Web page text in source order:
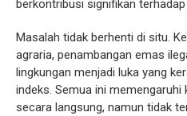
berkontribusi signifikan
Masalah tidak berhenti di situ.
agraria, penambangan emas
lingkungan menjadi luka yang
indeks. Semua ini
secara langsung, namun tidak